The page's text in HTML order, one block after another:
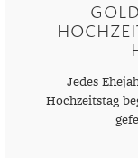
Jedes
Hochzeitstag